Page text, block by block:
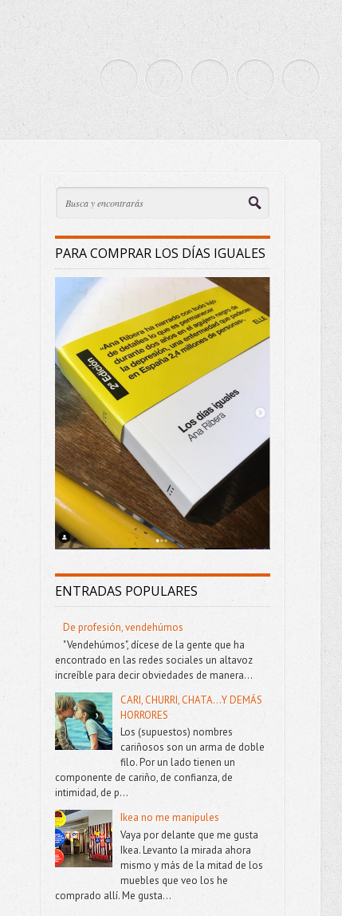
PARA COMPRAR LOS DÍAS IGUALES
ENTRADAS POPULARES
De profesión, vendehúmos
"Vendehúmos", dícese de la gente que ha
encontrado en las redes sociales un altavoz
increíble para decir obviedades de manera...
CARI, CHURRI, CHATA...Y DEMÁS
HORRORES
Los (supuestos) nombres
cariñosos son un arma de doble
filo. Por un lado tienen un
componente de cariño, de confianza, de
intimidad, de p...
Ikea no me manipules
Vaya por delante que me gusta
Ikea. Levanto la mirada ahora
mismo y más de la mitad de los
muebles que veo los he
comprado allí. Me gusta...